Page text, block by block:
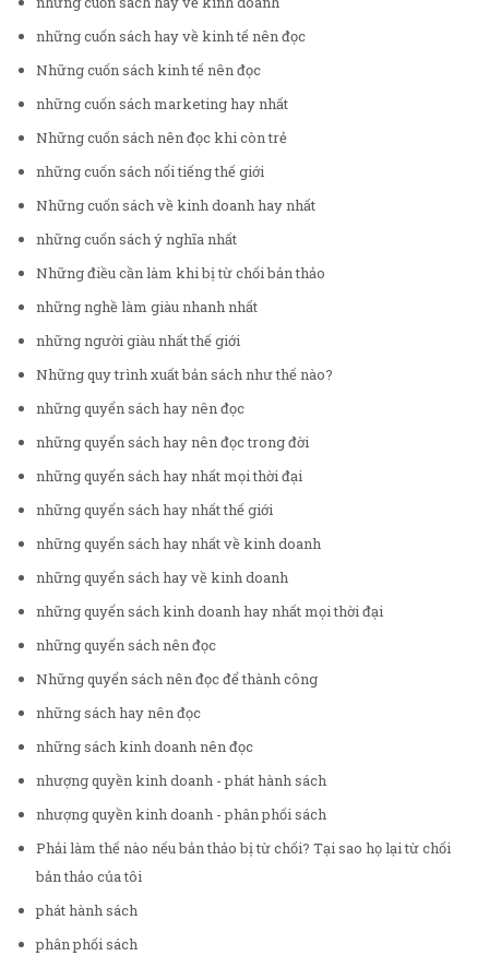
những cuốn sách hay về kinh tế nên đọc
Những cuốn sách kinh tế nên đọc
những cuốn sách marketing hay nhất
Những cuốn sách nên đọc khi còn trẻ
những cuốn sách nổi tiếng thế giới
Những cuốn sách về kinh doanh hay nhất
những cuốn sách ý nghĩa nhất
Những điều cần làm khi bị từ chối bản thảo
những nghề làm giàu nhanh nhất
những người giàu nhất thế giới
Những quy trình xuất bản sách như thế nào?
những quyển sách hay nên đọc
những quyển sách hay nên đọc trong đời
những quyển sách hay nhất mọi thời đại
những quyển sách hay nhất thế giới
những quyển sách hay nhất về kinh doanh
những quyển sách hay về kinh doanh
những quyển sách kinh doanh hay nhất mọi thời đại
những quyển sách nên đọc
Những quyển sách nên đọc để thành công
những sách hay nên đọc
những sách kinh doanh nên đọc
nhượng quyền kinh doanh - phát hành sách
nhượng quyền kinh doanh - phân phối sách
Phải làm thế nào nếu bản thảo bị từ chối? Tại sao họ lại từ chối
bản thảo của tôi
phát hành sách
phân phối sách